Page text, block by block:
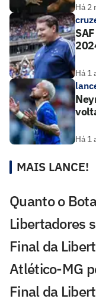
Há 2
Há 1
Há 1
MAIS LANCE!
Quanto o
Libertadores
Final da
Atlético-MG
Final da